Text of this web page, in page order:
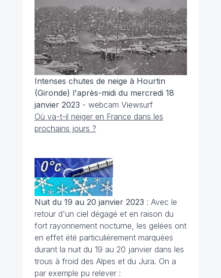
Intenses chutes de neige à Hourtin
(Gironde) l'après-midi du mercredi 18
janvier 2023 - webcam Viewsurf
Où va-t-il neiger en France dans les
prochains jours ?
Nuit du 19 au 20 janvier 2023 : Avec le
retour d'un ciel dégagé et en raison du
fort rayonnement nocturne, les gelées ont
en effet été particulièrement marquées
durant la nuit du 19 au 20 janvier dans les
trous à froid des Alpes et du Jura. On a
par exemple pu relever :